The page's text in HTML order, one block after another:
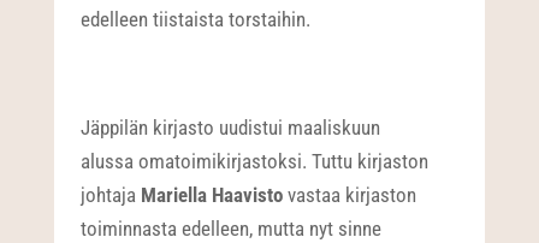
edelleen tiistaista torstaihin.
Jäppilän kirjasto uudistui maaliskuun
alussa omatoimikirjastoksi. Tuttu kirjaston
johtaja Mariella Haavisto vastaa kirjaston
toiminnasta edelleen, mutta nyt sinne